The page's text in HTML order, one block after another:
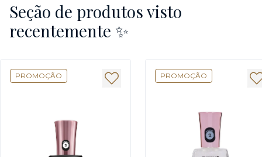
Seção de produtos visto
recentemente ✨
PROMOÇÃO PROMOÇÃO